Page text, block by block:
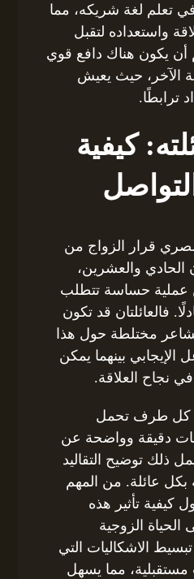
تعلم لغة شريكه، مما
واستعداده لتقبل
أن يكون هناك دافع قوي
الآخر، حيث يعيش
ترابطًا.
كيفية
قرار الزواج من
الحادي والعشرين،
عملية حساسة تتطلب
فالعائلتان قد تكون
مختلطة حول هذا
الإيجابي بينهما يمكن
نجاح العلاقة.
كل طرف تحمل
دقيقة وواضحة عن
ذلك توضيح التقاليد
بكل عائلة. من المهم
كيفية تأثير هذه
الحياة الزوجية
الاشكاليات التي
مما يسهل